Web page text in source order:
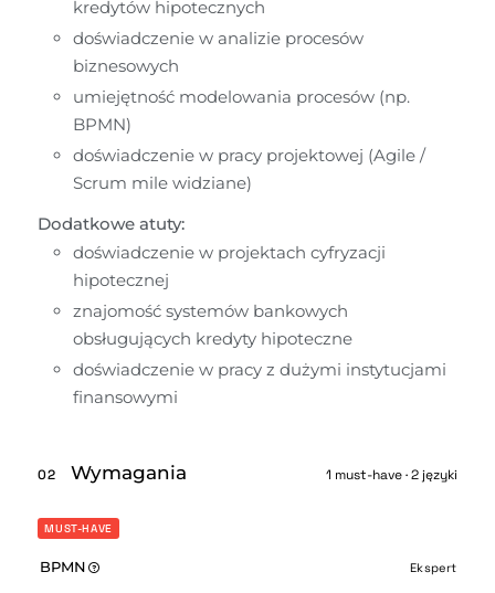
kredytów hipotecznych
doświadczenie w analizie procesów
biznesowych
umiejętność modelowania procesów (np.
BPMN)
doświadczenie w pracy projektowej (Agile /
Scrum mile widziane)
Dodatkowe atuty:
doświadczenie w projektach cyfryzacji
hipotecznej
znajomość systemów bankowych
obsługujących kredyty hipoteczne
doświadczenie w pracy z dużymi instytucjami
finansowymi
02 Wymagania 1 must-have · 2 języki
MUST-HAVE
BPMN Ekspert